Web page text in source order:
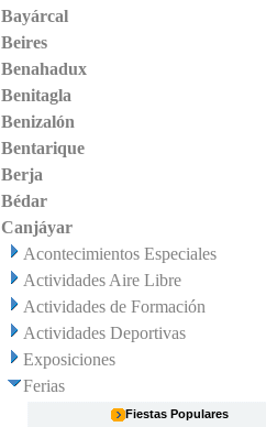
Bayárcal
Beires
Benahadux
Benitagla
Benizalón
Bentarique
Berja
Bédar
Canjáyar
Acontecimientos Especiales
Actividades Aire Libre
Actividades de Formación
Actividades Deportivas
Exposiciones
Ferias
Fiestas Populares